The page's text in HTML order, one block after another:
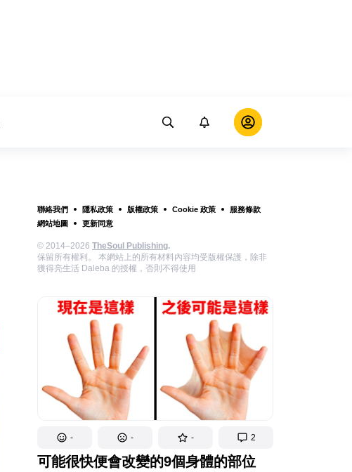
聯絡我們 隱私政策 版權政策 Cookie 政策
服務條款
網站地圖
更新同意
© 2014–2026 TheSoul Publishing.
保留所有權利。 本網站上的所有材料內容均受版權保護，除非
獲得亮生活 Daleba 的授權，否則不得使用
- - - 2
可能很快便會改變的9個身體的部位